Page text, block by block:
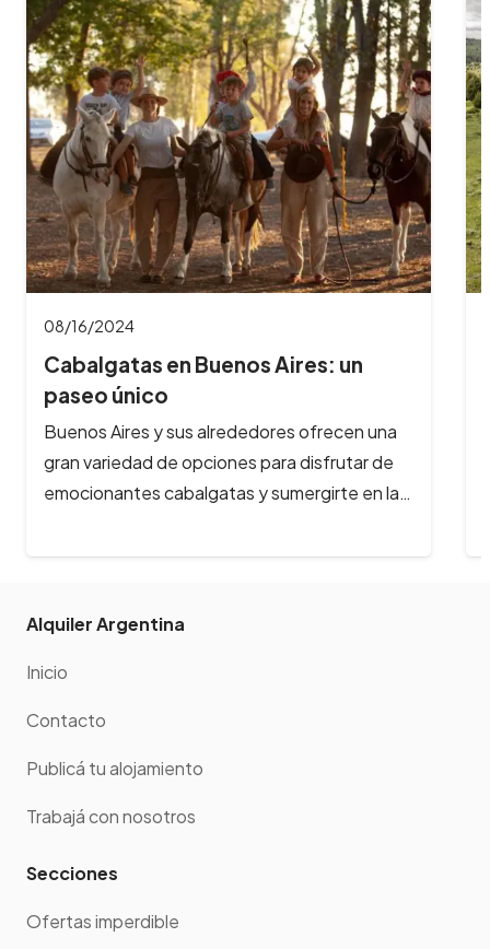
08/16/2024
Cabalgatas en Buenos Aires: un
paseo único
Buenos Aires y sus alrededores ofrecen una
gran variedad de opciones para disfrutar de
emocionantes cabalgatas y sumergirte en la…
Alquiler Argentina
Inicio
Contacto
Publicá tu alojamiento
Trabajá con nosotros
Secciones
Ofertas imperdible